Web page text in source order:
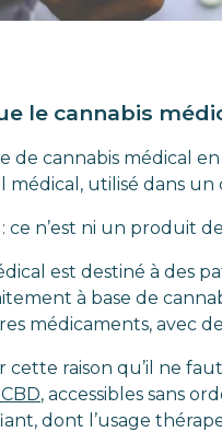
le cannabis
de cannabis médical
médical, utilisé dans
n’est ni un produit
est destiné à des
à base de
médicaments, avec
cette raison qu’il ne
, accessibles sans
dont l’usage